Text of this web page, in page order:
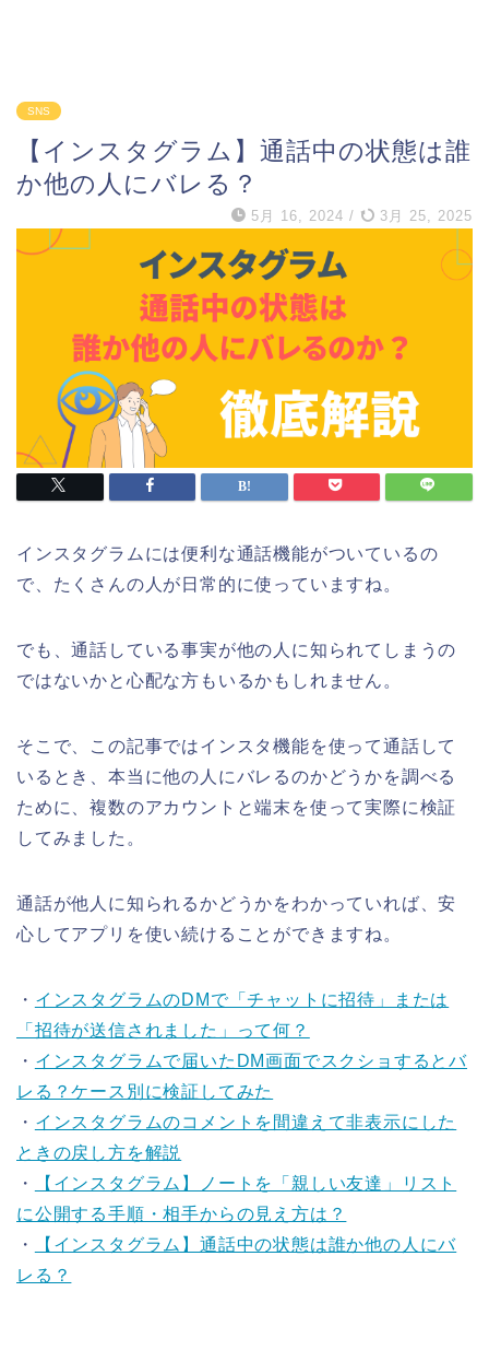
SNS
【インスタグラム】通話中の状態は誰
か他の人にバレる？
5月 16, 2024 / 3月 25, 2025
インスタグラムには便利な通話機能がついているの
で、たくさんの人が日常的に使っていますね。
でも、通話している事実が他の人に知られてしまうの
ではないかと心配な方もいるかもしれません。
そこで、この記事ではインスタ機能を使って通話して
いるとき、本当に他の人にバレるのかどうかを調べる
ために、複数のアカウントと端末を使って実際に検証
してみました。
通話が他人に知られるかどうかをわかっていれば、安
心してアプリを使い続けることができますね。
・ インスタグラムのDMで「チャットに招待」または
「招待が送信されました」って何？
・ インスタグラムで届いたDM画面でスクショするとバ
レる？ケース別に検証してみた
・ インスタグラムのコメントを間違えて非表示にした
ときの戻し方を解説
・
【インスタグラム】ノートを「親しい友達」リスト
に公開する手順・相手からの見え方は？
・
【インスタグラム】通話中の状態は誰か他の人にバ
レる？